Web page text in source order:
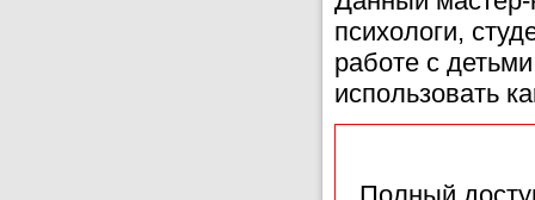
психологи,
работе с
использовать